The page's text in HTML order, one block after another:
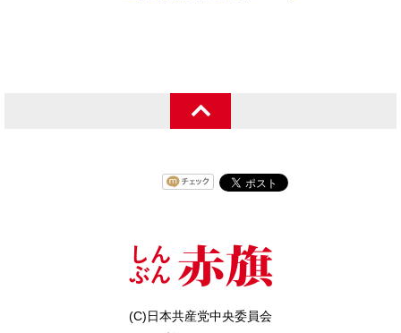
(C)日本共産党中央委員会